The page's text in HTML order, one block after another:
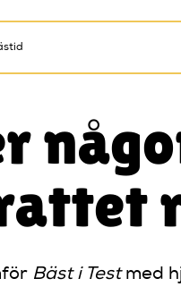
Bäst i Testmed